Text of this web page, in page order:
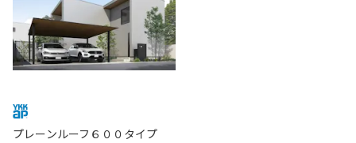
プレーンルーフ６００タイプ